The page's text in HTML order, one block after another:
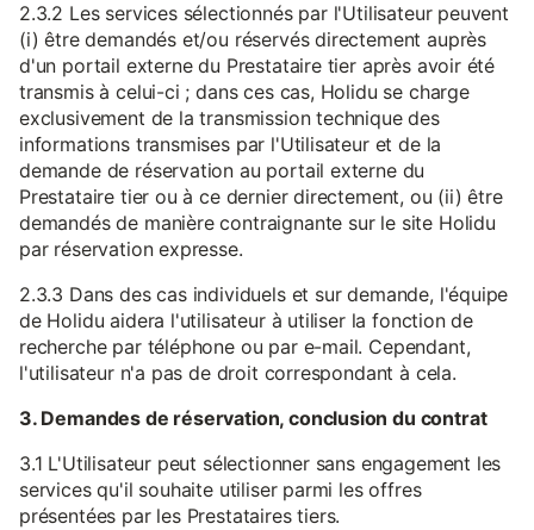
2.3.2 Les services sélectionnés par l'Utilisateur peuvent
(i) être demandés et/ou réservés directement auprès
d'un portail externe du Prestataire tier après avoir été
transmis à celui-ci ; dans ces cas, Holidu se charge
exclusivement de la transmission technique des
informations transmises par l'Utilisateur et de la
demande de réservation au portail externe du
Prestataire tier ou à ce dernier directement, ou (ii) être
demandés de manière contraignante sur le site Holidu
par réservation expresse.
2.3.3 Dans des cas individuels et sur demande, l'équipe
de Holidu aidera l'utilisateur à utiliser la fonction de
recherche par téléphone ou par e-mail. Cependant,
l'utilisateur n'a pas de droit correspondant à cela.
3. Demandes de réservation, conclusion du contrat
3.1 L'Utilisateur peut sélectionner sans engagement les
services qu'il souhaite utiliser parmi les offres
présentées par les Prestataires tiers.